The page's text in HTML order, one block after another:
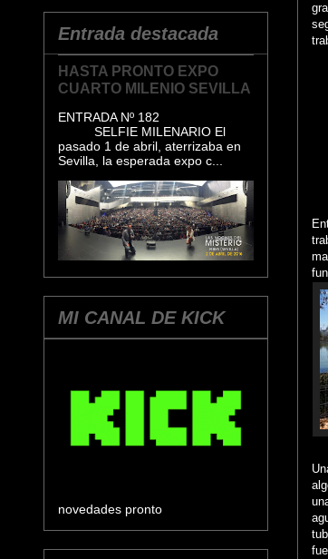
Entrada destacada
HASTA PRONTO EXPO
CUARTO MILENIO SEVILLA
ENTRADA Nº 182
SELFIE MILENARIO El
pasado 1 de abril, aterrizaba en
Sevilla, la esperada expo c...
MI CANAL DE KICK
novedades pronto